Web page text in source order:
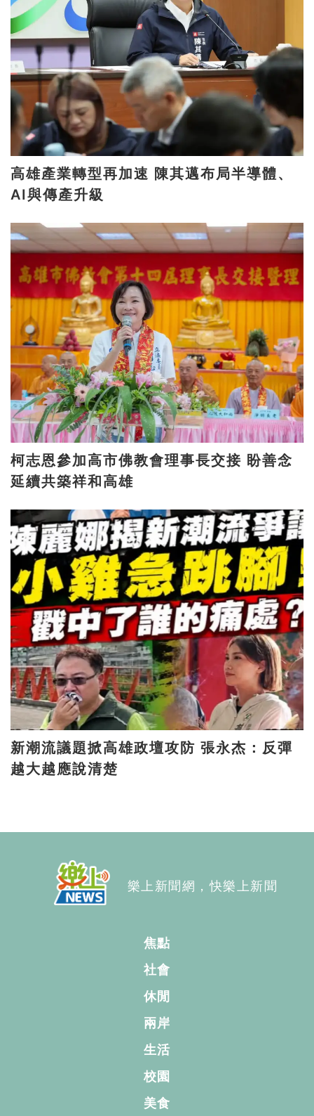
高雄產業轉型再加速 陳其邁布局半導體、
AI與傳產升級
柯志恩參加高市佛教會理事長交接 盼善念
延續共築祥和高雄
新潮流議題掀高雄政壇攻防 張永杰：反彈
越大越應說清楚
樂上新聞網，快樂上新聞
焦點
社會
休閒
兩岸
生活
校園
美食